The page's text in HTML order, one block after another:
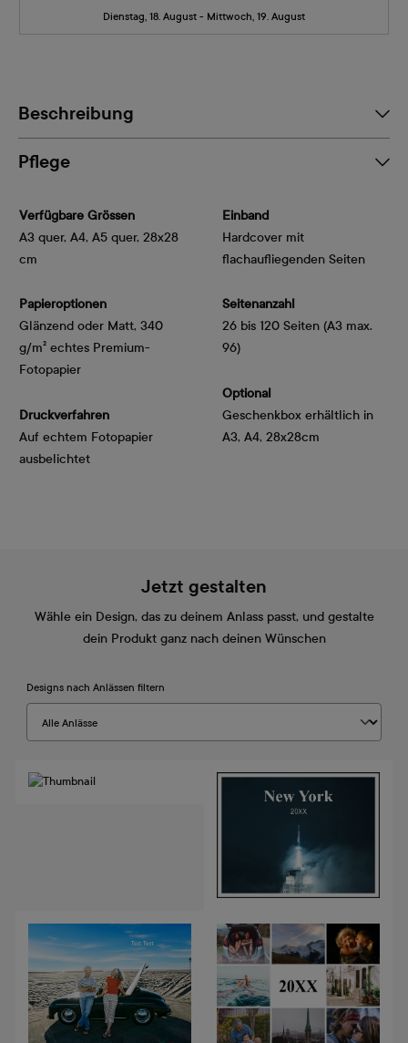
Dienstag, 18. August - Mittwoch, 19. August
Beschreibung
Pflege
Verfügbare Grössen
A3 quer, A4, A5 quer, 28x28
cm
Papieroptionen
Glänzend oder Matt, 340
g/m² echtes Premium-
Fotopapier
Druckverfahren
Auf echtem Fotopapier
ausbelichtet
Einband
Hardcover mit
flachaufliegenden Seiten
Seitenanzahl
26 bis 120 Seiten (A3 max.
96)
Optional
Geschenkbox erhältlich in
A3, A4, 28x28cm
Jetzt gestalten
Wähle ein Design, das zu deinem Anlass passt, und gestalte
dein Produkt ganz nach deinen Wünschen
Designs nach Anlässen filtern